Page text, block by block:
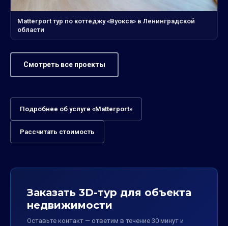
Matterport тур по коттеджу «Вуокса» в Ленинградской
области
Смотреть все проекты
Подробнее об услуге «Matterport»
Рассчитать стоимость
Заказать 3D-тур для объекта
недвижимости
Оставьте контакт — ответим в течение 30 минут и